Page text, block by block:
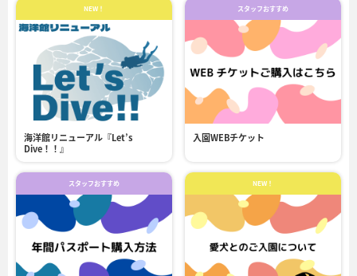
NEW！
海洋館リニューアル『Let’s
Dive！！』
スタッフおすすめ
入園WEBチケット
スタッフおすすめ NEW！